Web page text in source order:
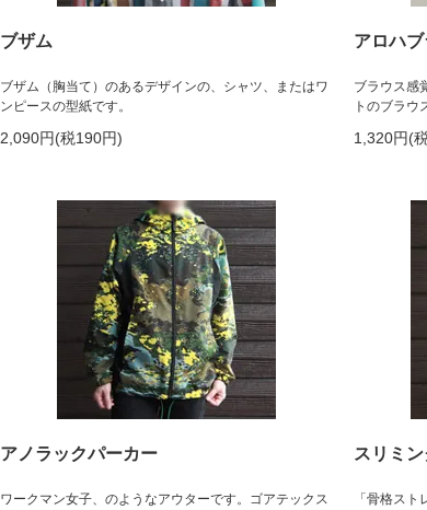
ブザム
ブザム（胸当て）のあるデザインの、シャツ、またはワ
ンピースの型紙です。
2,090円(税190円)
アロハ
ブラウス感
トのブラウ
1,320円(
アノラックパーカー
ワークマン女子、のようなアウターです。ゴアテックス
スリミ
「骨格ス